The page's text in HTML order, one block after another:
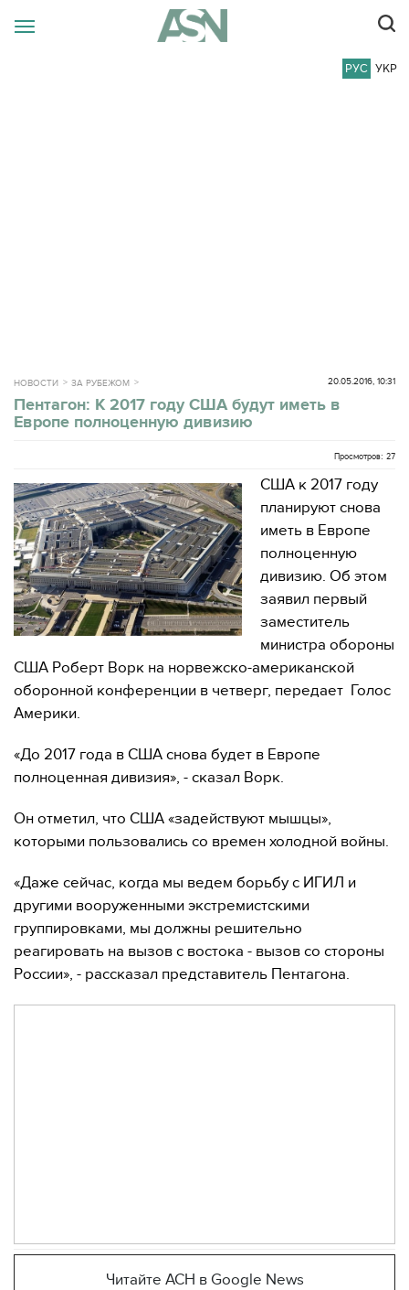
РУС УКР
НОВОСТИ ЗА РУБЕЖОМ 20.05.2016, 10:31
Пентагон: К 2017 году США будут иметь в
Европе полноценную дивизию
Просмотров: 27
США к 2017 году
планируют снова
иметь в Европе
полноценную
дивизию. Об этом
заявил первый
заместитель
министра обороны
США Роберт Ворк на норвежско-американской
оборонной конференции в четверг, передает Голос
Америки.
«До 2017 года в США снова будет в Европе
полноценная дивизия», - сказал Ворк.
Он отметил, что США «задействуют мышцы»,
которыми пользовались со времен холодной войны.
«Даже сейчас, когда мы ведем борьбу с ИГИЛ и
другими вооруженными экстремистскими
группировками, мы должны решительно
реагировать на вызов с востока - вызов со стороны
России», - рассказал представитель Пентагона.
Читайте АСН в Google News